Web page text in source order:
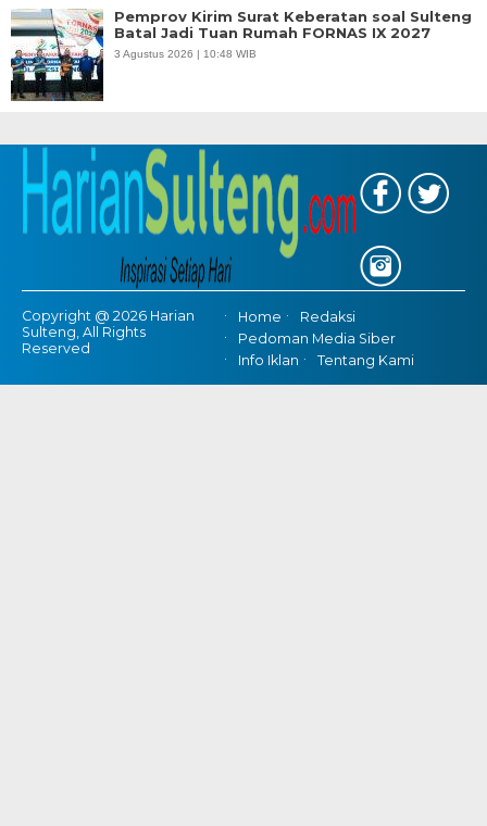
Pemprov Kirim Surat Keberatan soal Sulteng
Batal Jadi Tuan Rumah FORNAS IX 2027
3 Agustus 2026 | 10:48 WIB
Copyright @ 2026 Harian
Sulteng, All Rights
Reserved
Home
Redaksi
Pedoman Media Siber
Info Iklan
Tentang Kami